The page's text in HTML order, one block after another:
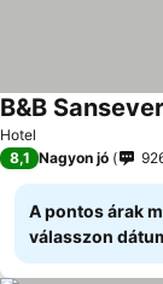
Hotel
B&B
8,1 Nagyon jó
A pontos árak
válasszon